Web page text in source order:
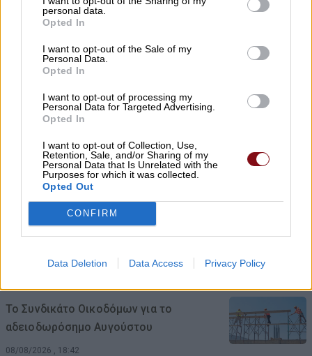
personal data.
Opted In
I want to opt-out of the Sale of my
Personal Data.
Opted In
I want to opt-out of processing my
Personal Data for Targeted Advertising.
Opted In
I want to opt-out of Collection, Use,
Retention, Sale, and/or Sharing of my
Personal Data that Is Unrelated with the
Purposes for which it was collected.
Opted Out
CONFIRM
Data Deletion Data Access Privacy Policy
Αγοράζουμε όπλα, όχι όμως εθνική
αυτονομία
Μ. Χαρακόπουλος: Ο ΕΛΓΑ αδυνατεί να
εντάξει σε ΚΟΕ τα βιολογικά μήλα
08/08/2026 , 19:16
Ξεκίνησε ο φωτογραφικός διαγωνισμός
Το Συνδικάτο Οικοδόμων για το
αδειοδωρόσημο Αυγούστου
08/08/2026 , 18:42